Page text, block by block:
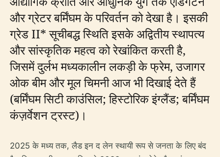
और ग्रेटर बर्मिंघम के परिवर्तन को देखा है। इसकी
ग्रेड II* सूचीबद्ध स्थिति इसके अद्वितीय स्थापत्य
और सांस्कृतिक महत्व को रेखांकित करती है,
जिसमें दुर्लभ मध्यकालीन लकड़ी के फ्रेम, उजागर
ओक बीम और मूल चिमनी आज भी दिखाई देते हैं
(बर्मिंघम सिटी काउंसिल; हिस्टोरिक इंग्लैंड; बर्मिंघम
कंज़र्वेशन ट्रस्ट)।
2025 के मध्य तक, लैड इन द लेन स्थायी रूप से जनता के लिए बंद